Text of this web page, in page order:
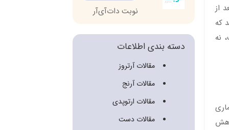
از
که
نه
نوبت دات‌آی‌آر
دسته بندی اطلاعات
مقالات آرتروز
مقالات آرنج
مقالات ارتوپدی
مقالات دست